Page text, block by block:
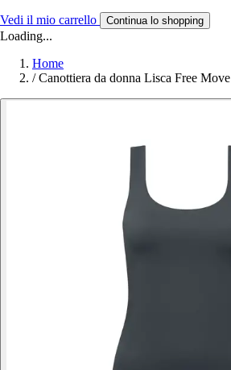
Vedi il mio carrello Continua lo shopping
Loading...
Home
/ Canottiera da donna Lisca Free Move